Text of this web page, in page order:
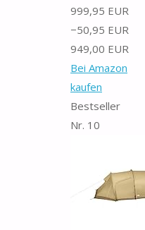
999,95 EUR
−50,95 EUR
949,00 EUR
Bei Amazon
kaufen
Bestseller
Nr. 10